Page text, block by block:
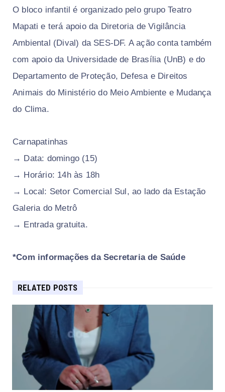
O bloco infantil é organizado pelo grupo Teatro
Mapati e terá apoio da Diretoria de Vigilância
Ambiental (Dival) da SES-DF. A ação conta também
com apoio da Universidade de Brasília (UnB) e do
Departamento de Proteção, Defesa e Direitos
Animais do Ministério do Meio Ambiente e Mudança
do Clima.
Carnapatinhas
→ Data: domingo (15)
→ Horário: 14h às 18h
→ Local: Setor Comercial Sul, ao lado da Estação
Galeria do Metrô
→ Entrada gratuita.
*Com informações da Secretaria de Saúde
RELATED POSTS